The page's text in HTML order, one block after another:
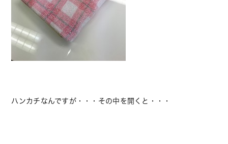
ハンカチなんですが・・・その中を開くと・・・